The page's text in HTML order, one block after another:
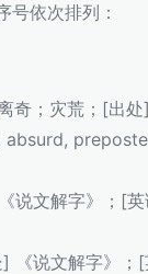
依次排列：
奇；灾荒；[出
说文解字》；[英
《说文解字》；[